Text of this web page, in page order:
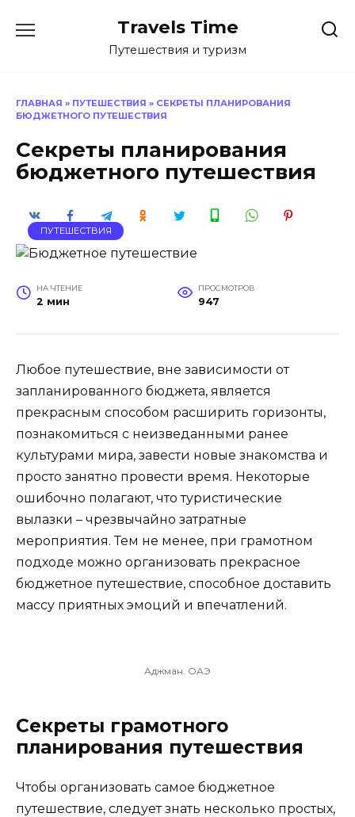
Travels Time
Путешествия и туризм
ГЛАВНАЯ » ПУТЕШЕСТВИЯ » СЕКРЕТЫ ПЛАНИРОВАНИЯ
БЮДЖЕТНОГО ПУТЕШЕСТВИЯ
Секреты планирования
бюджетного путешествия
ПУТЕШЕСТВИЯ
НА ЧТЕНИЕ
2 мин
ПРОСМОТРОВ
947
Любое путешествие, вне зависимости от
запланированного бюджета, является
прекрасным способом расширить горизонты,
познакомиться с неизведанными ранее
культурами мира, завести новые знакомства и
просто занятно провести время. Некоторые
ошибочно полагают, что туристические
вылазки – чрезвычайно затратные
мероприятия. Тем не менее, при грамотном
подходе можно организовать прекрасное
бюджетное путешествие, способное доставить
массу приятных эмоций и впечатлений.
Аджман. ОАЭ
Секреты грамотного
планирования путешествия
Чтобы организовать самое бюджетное
путешествие, следует знать несколько простых,